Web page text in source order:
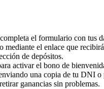
el formulario con tus
mediante el enlace que
de depósitos.
activar el bono de
una copia de tu DNI
ganancias sin problemas.